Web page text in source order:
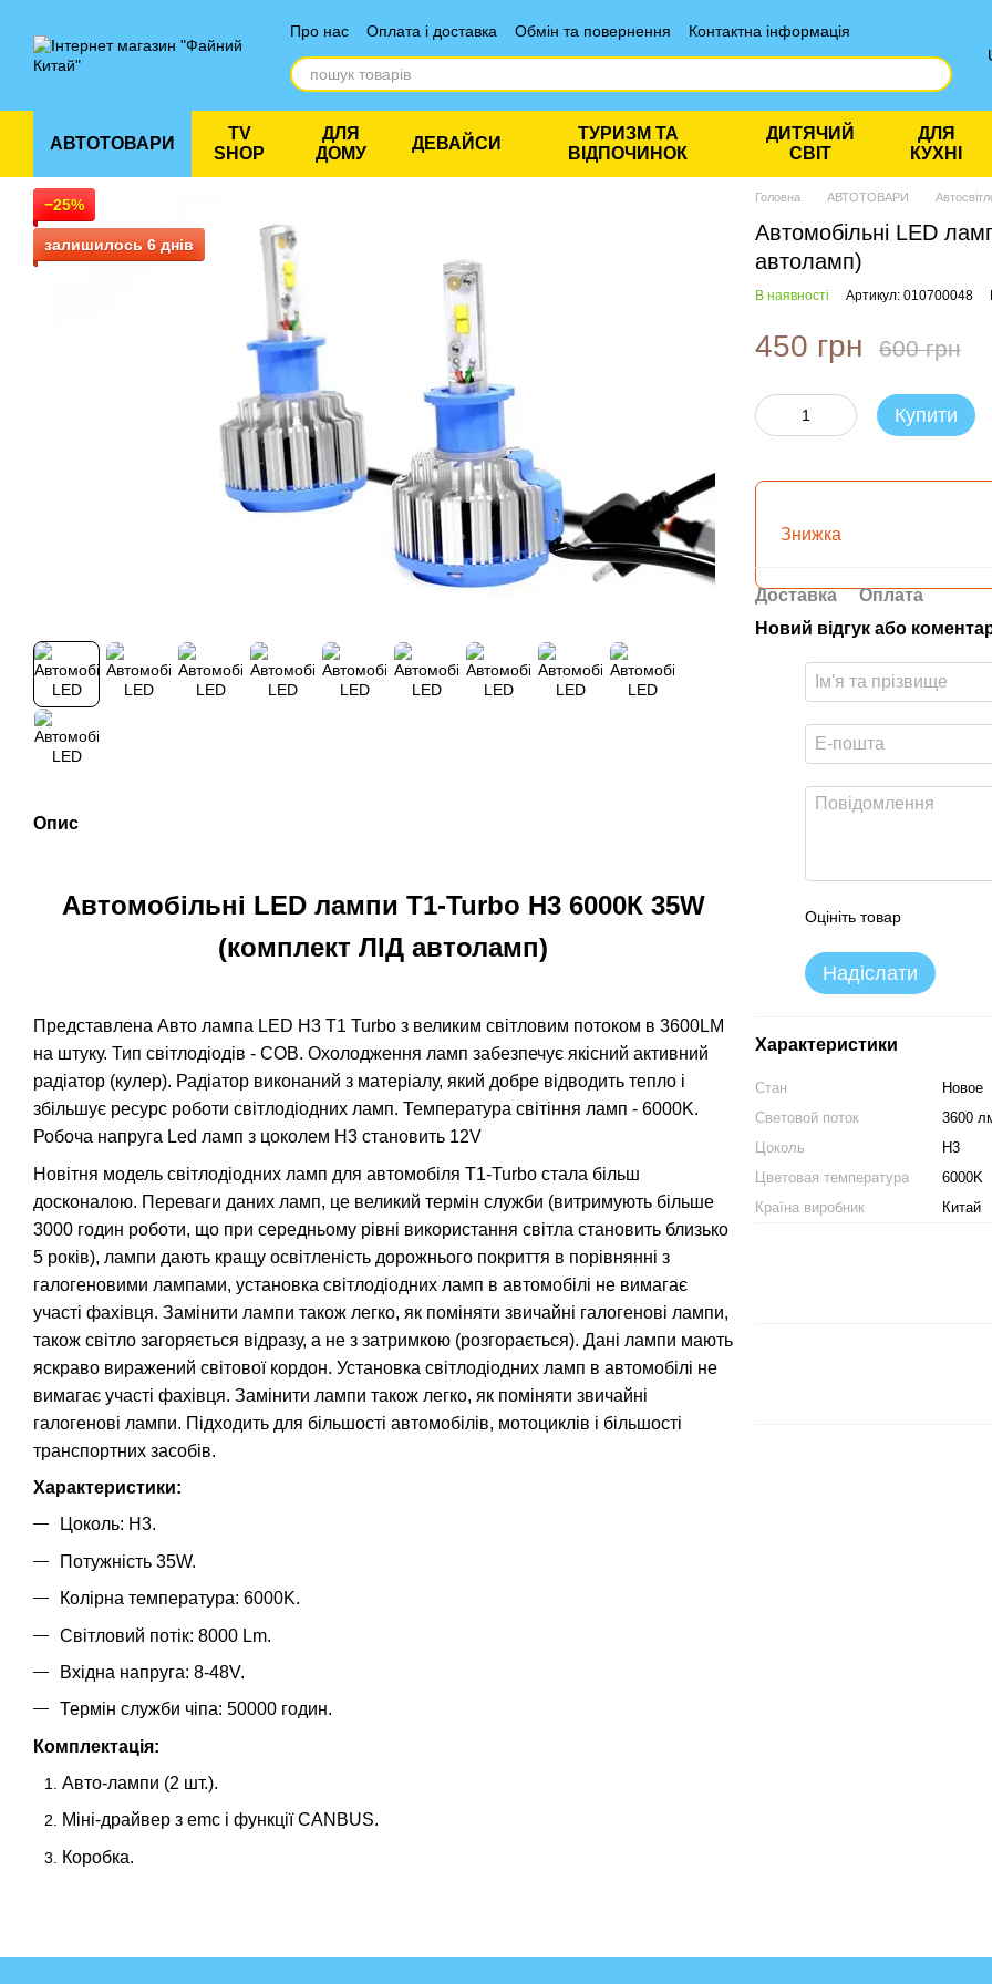
Про нас Оплата і доставка Обмін та повернення
Контактна інформація
Відгуки про магазин
АВТОТОВАРИ
TV
SHOP
ДЛЯ
ДОМУ
ДЕВАЙСИ
ТУРИЗМ ТА
ВІДПОЧИНОК
ДИТЯЧИЙ
СВІТ
ДЛЯ
КУХНІ
−25%
залишилось 6 днів
Опис
Автомобільні LED лампи T1-Turbo Н3 6000К 35W
(комплект ЛІД автоламп)
Представлена Авто лампа LED H3 T1 Turbo з великим світловим потоком в 3600LM
на штуку. Тип світлодіодів - COB. Охолодження ламп забезпечує якісний активний
радіатор (кулер). Радіатор виконаний з матеріалу, який добре відводить тепло і
збільшує ресурс роботи світлодіодних ламп. Температура світіння ламп - 6000K.
Робоча напруга Led ламп з цоколем H3 становить 12V
Новітня модель світлодіодних ламп для автомобіля T1-Turbo стала більш
досконалою. Переваги даних ламп, це великий термін служби (витримують більше
3000 годин роботи, що при середньому рівні використання світла становить близько
5 років), лампи дають кращу освітленість дорожнього покриття в порівнянні з
галогеновими лампами, установка світлодіодних ламп в автомобілі не вимагає
участі фахівця. Замінити лампи також легко, як поміняти звичайні галогенові лампи,
також світло загоряється відразу, а не з затримкою (розгорається). Дані лампи мають
яскраво виражений світової кордон. Установка світлодіодних ламп в автомобілі не
вимагає участі фахівця. Замінити лампи також легко, як поміняти звичайні
галогенові лампи. Підходить для більшості автомобілів, мотоциклів і більшості
транспортних засобів.
Характеристики:
Цоколь: H3.
Потужність 35W.
Колірна температура: 6000K.
Світловий потік: 8000 Lm.
Вхідна напруга: 8-48V.
Термін служби чіпа: 50000 годин.
Комплектація:
Авто-лампи (2 шт.).
Міні-драйвер з emc і функції CANBUS.
Коробка.
Головна АВТОТОВАРИ
Автомобільні LED
автоламп)
В наявності Артикул: 010700048
450 грн 600 грн
Купити
Знижка
Доставка
Оплата
Новий відгук або
Оцініть товар
Надіслати
Характеристики
Стан
Новое
Световой поток
3600
Цоколь
H3
Цветовая температура
6000K
Країна виробник
Китай